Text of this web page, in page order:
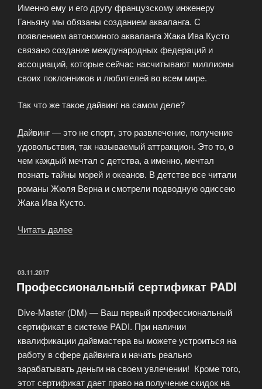
Именно ему и его другу французскому инженеру
Ганьяну мы обязаны созданием акваланга. С
появлением автономного акваланга Жака Ива Кусто
связано создание международных федераций и
ассоциаций, которые сейчас насчитывают миллионы
своих поклонников и любителей во всем мире.
Так что же такое дайвинг на самом деле?
Дайвинг — это не спорт, это развлечение, получение
удовольствия, так называемый аттракцион. Это то, о
чем каждый мечтал с детства, а именно, мечтал
познать тайны морей и океанов. В детстве все читали
романы Жюля Верна и смотрели подводную одиссею
Жака Ива Кусто.
Читать далее
ОПУБЛИКОВАНО
03.11.2017
Профессиональный сертификат PADI
Dive-Master (DM) — Ваш первый профессиональный
сертификат в системе PADI. При наличии
квалификации дайвмастера вы можете устроиться на
работу в сфере дайвинга и начать реально
зарабатывать деньги на своем увлечении! Кроме того,
этот сертификат дает право на получение скидок на